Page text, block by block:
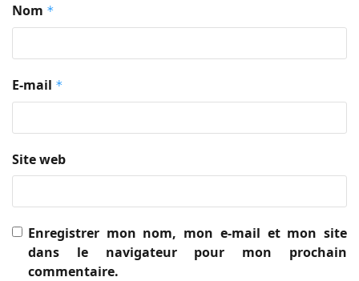
Nom *
E-mail *
Site web
Enregistrer mon nom, mon e-mail et mon site
dans le navigateur pour mon prochain
commentaire.